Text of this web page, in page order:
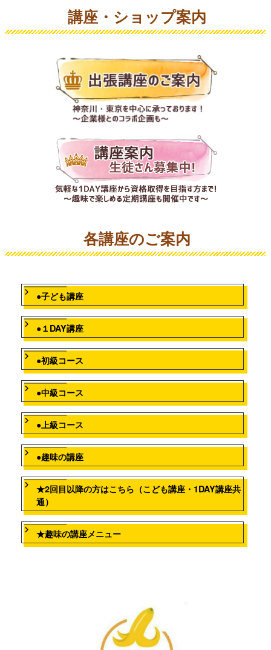
講座・ショップ案内
各講座のご案内
●子ども講座
●１DAY講座
●初級コース
●中級コース
●上級コース
●趣味の講座
★2回目以降の方はこちら（こども講座・1DAY講座共
通）
★趣味の講座メニュー